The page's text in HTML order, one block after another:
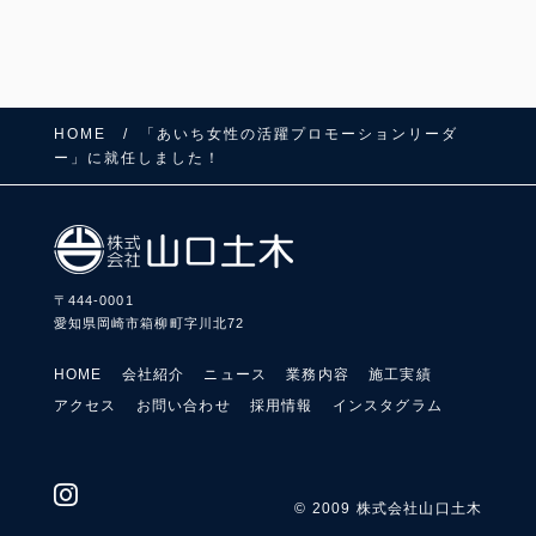
HOME
「あいち女性の活躍プロモーションリーダ
ー」に就任しました！
〒444-0001
愛知県岡崎市箱柳町字川北72
HOME 会社紹介 ニュース 業務内容
施工実績
アクセス
お問い合わせ 採用情報 インスタグラム
© 2009 株式会社山口土木